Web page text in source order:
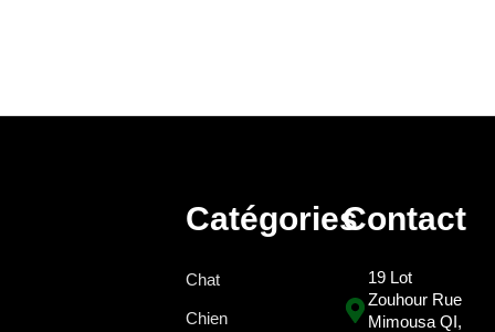
Catégories
Chat
Chien
Contact
19 Lot
Zouhour Rue
Mimousa QI,